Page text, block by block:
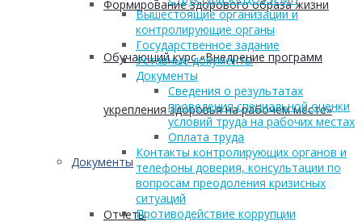
Формирование здорового образа жизни
Обучающий курс «Внедрение программ
укрепления здоровья на рабочем месте»
Документы
Отчеты
Вышестоящие организации и
контролирующие органы
Государственное задание
Уставные документы
Документы
Сведения о результатах
проведения специальной оценки
условий труда на рабочих местах
Оплата труда
Контакты контролирующих органов и
телефоны доверия, консультации по
вопросам преодоления кризисных
ситуаций
Противодействие коррупции